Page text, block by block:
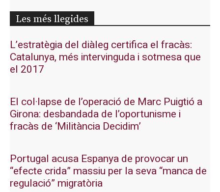
Les més llegides
L’estratègia del diàleg certifica el fracàs:
Catalunya, més intervinguda i sotmesa que
el 2017
El col·lapse de l’operació de Marc Puigtió a
Girona: desbandada de l’oportunisme i
fracàs de ‘Militància Decidim’
Portugal acusa Espanya de provocar un
“efecte crida” massiu per la seva “manca de
regulació” migratòria